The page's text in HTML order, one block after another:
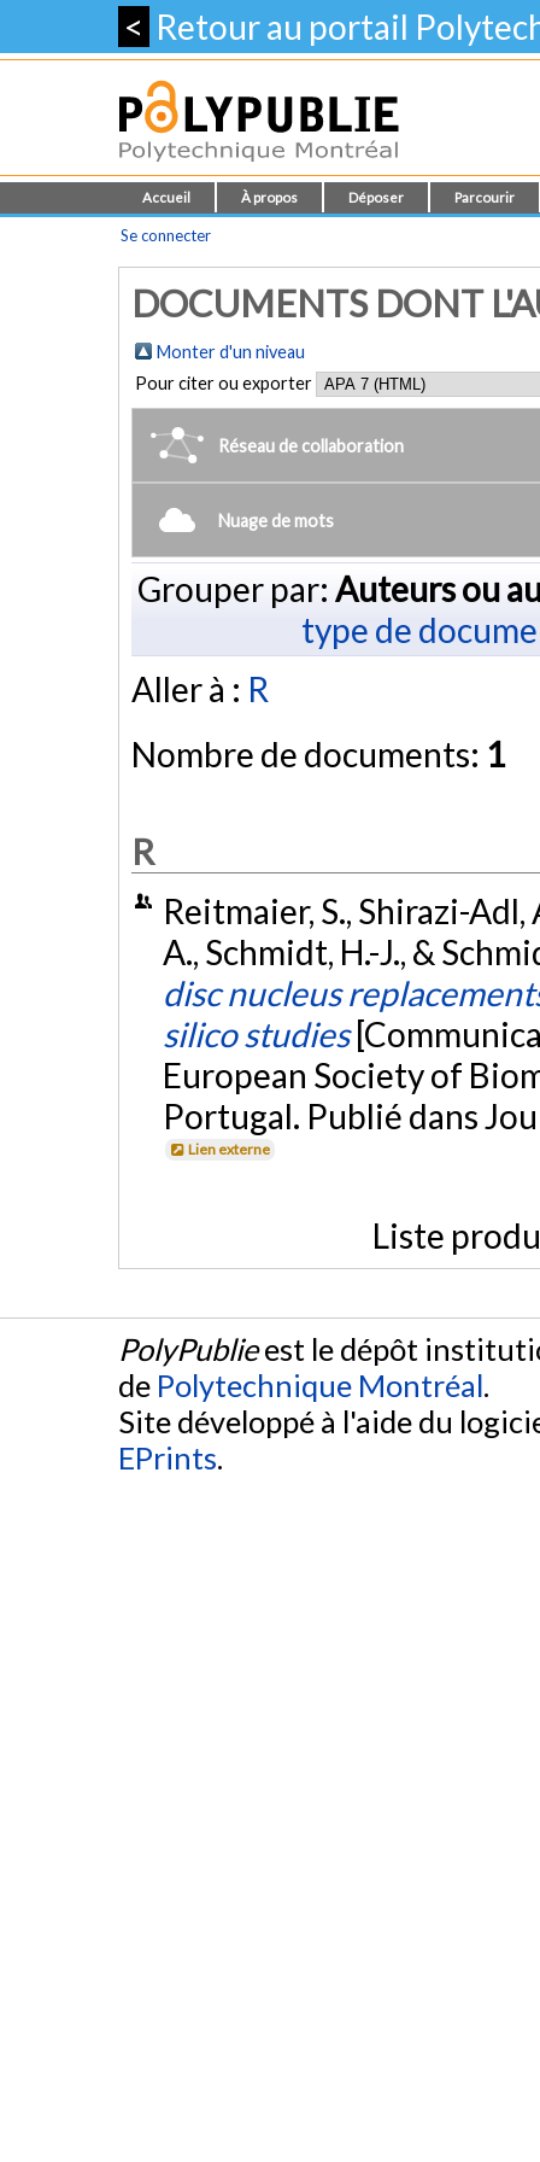
< Retour au portail
Accueil À propos Déposer Parcourir
Se connecter
DOCUMENTS DONT
Monter d'un niveau
Pour citer ou exporter
Réseau de collaboration
Nuage de mots
Grouper par: Auteurs ou
type de
Aller à : R
Nombre de documents: 1
R
Reitmaier, S., Shirazi-Adl,
A., Schmidt, H.-J., &
disc nucleus
silico studies
European Society of
Portugal. Publié dans
Lien externe
Liste
PolyPublieest le dépôt
de Polytechnique Montréal.
Site développé à l'aide du
EPrints.